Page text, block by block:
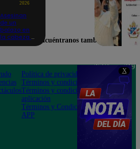
X
2026
Asesinan
de un
balazo en
la cabeza a
en vivo
Encuéntranos también en
Política de privacidad
Términos y condiciones
Términos y condiciones
aplicación
Términos y Condiciones
APP
Teléfono: 219
Av. San
Felipe 968
Jesús María